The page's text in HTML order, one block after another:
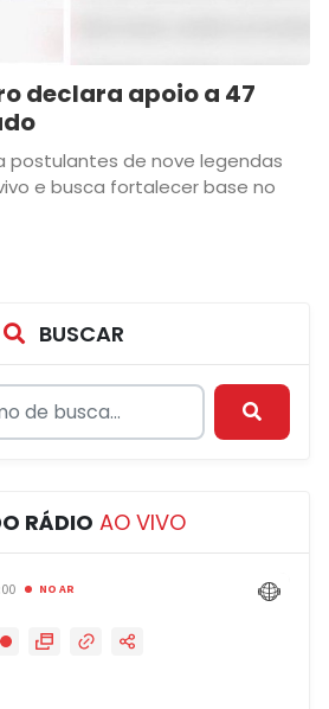
declara apoio a 47
postulantes de nove legendas
e busca fortalecer base no
BUSCAR
RÁDIO AO VIVO